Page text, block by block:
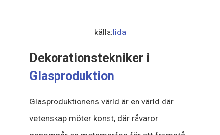
källa:lida
Dekorationstekniker i
Glasproduktion
Glasproduktionens värld är en värld där
vetenskap möter konst, där råvaror